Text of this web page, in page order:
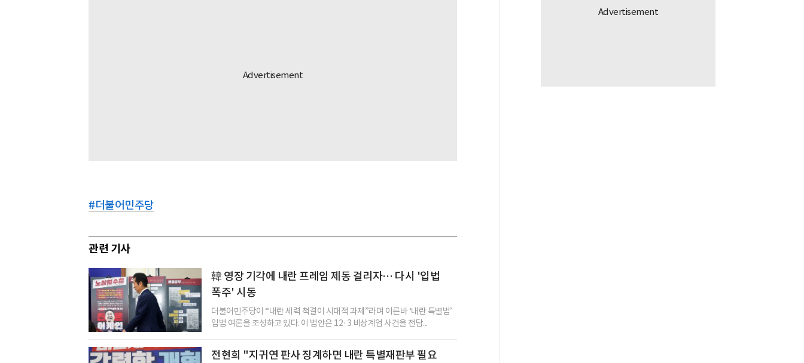
#더불어민주당
관련 기사
韓 영장 기각에 내란 프레임 제동 걸리자… 다시 '입법
폭주' 시동
더불어민주당이 “내란 세력 척결이 시대적 과제”라며 이른바 ‘내란 특별법’
입법 여론을 조성하고 있다. 이 법안은 12·3 비상계엄 사건을 전담...
전현희 "지귀연 판사 징계하면 내란 특별재판부 필요